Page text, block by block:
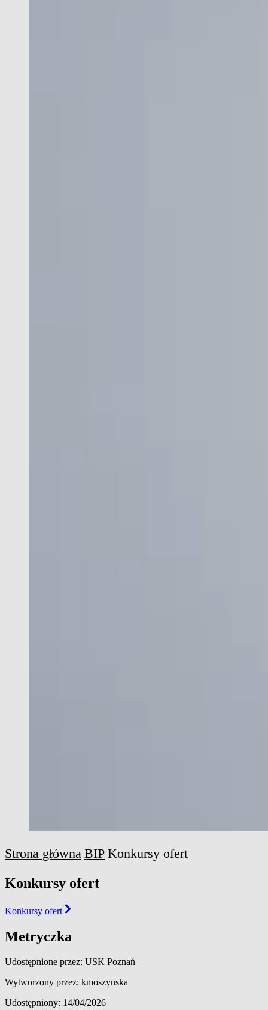
Strona główna BIP Konkursy ofert
Konkursy ofert
Konkursy ofert
Metryczka
Udostępnione przez: USK Poznań
Wytworzony przez: kmoszynska
Udostępniony: 14/04/2026